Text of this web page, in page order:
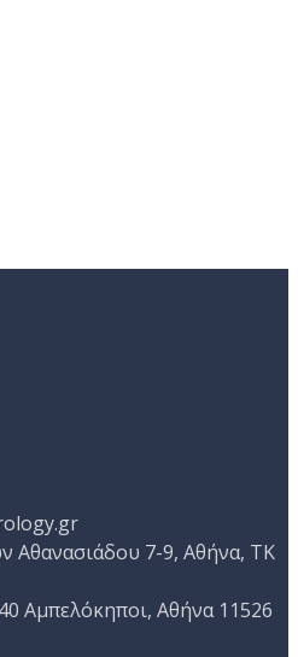
Αθανασιάδου 7-9, Αθήνα, ΤΚ
Αμπελόκηποι, Αθήνα 11526